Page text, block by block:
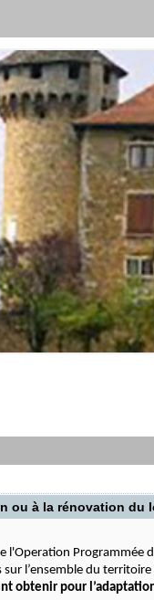
ou à la rénovation du
l'Operation
l’ensemble du
obtenir pour